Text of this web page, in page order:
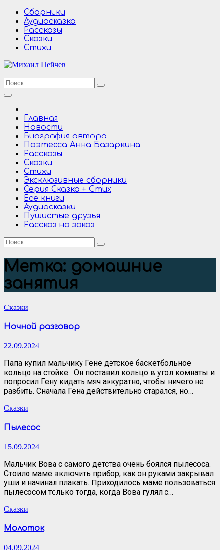
Перейти
содержимому
Сборники
Аудиосказка
Рассказы
Сказки
Стихи
Главная
Новости
Биография автора
Поэтесса Анна Базаркина
Рассказы
Сказки
Стихи
Эксклюзивные сборники
Серия Сказка + Стих
Все книги
Аудиосказки
Пушистые друзья
Рассказ на заказ
Метка: домашние
занятия
Сказки
Ночной разговор
22.09.2024
Папа купил мальчику Гене детское баскетбольное
кольцо на стойке. Он поставил кольцо в угол комнаты и
попросил Гену кидать мяч аккуратно, чтобы ничего не
разбить. Сначала Гена действительно старался, но…
Сказки
Пылесос
15.09.2024
Мальчик Вова с самого детства очень боялся пылесоса.
Стоило маме включить прибор, как он руками закрывал
уши и начинал плакать. Приходилось маме пользоваться
пылесосом только тогда, когда Вова гулял с…
Сказки
Молоток
04.09.2024